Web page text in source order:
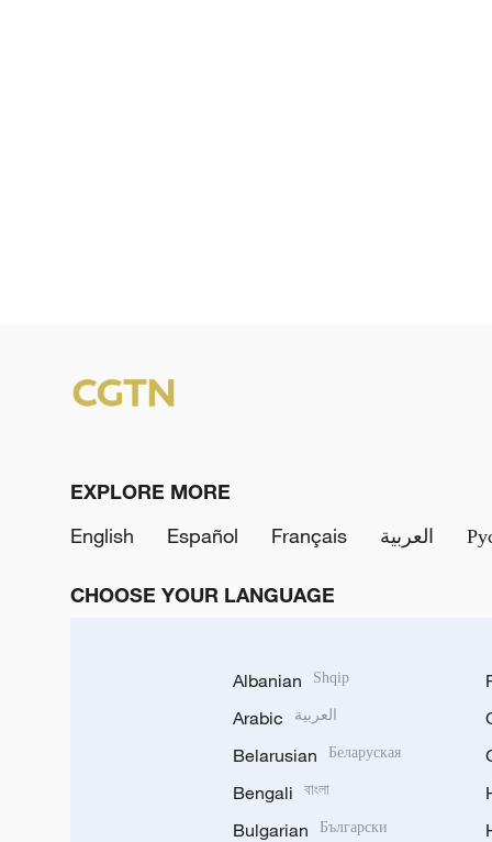
EXPLORE MORE
English
Español Français العربية
CHOOSE YOUR LANGUAGE
Albanian Shqip
Arabic العربية
Belarusian Беларуская
Bengali বাংলা
Bulgarian Български